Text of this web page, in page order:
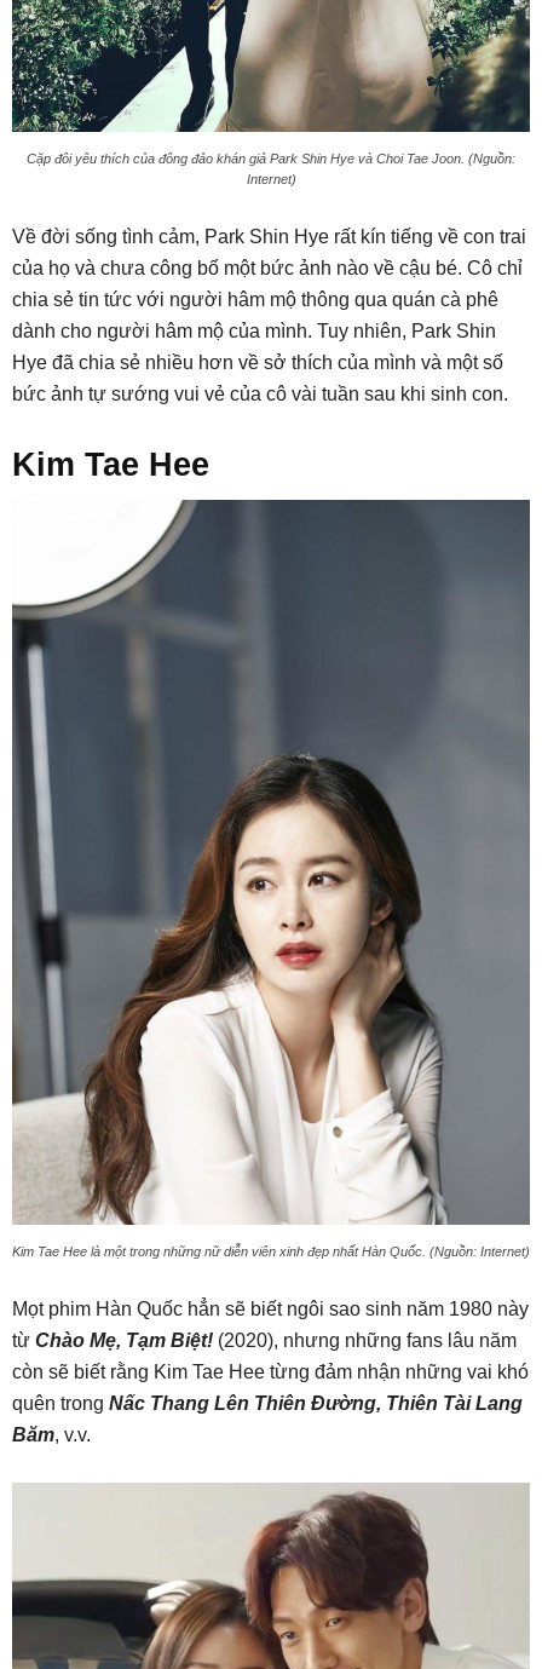
Cặp đôi yêu thích của đông đảo khán giả Park Shin Hye và Choi Tae Joon. (Nguồn:
Internet)
Về đời sống tình cảm, Park Shin Hye rất kín tiếng về con trai
của họ và chưa công bố một bức ảnh nào về cậu bé. Cô chỉ
chia sẻ tin tức với người hâm mộ thông qua quán cà phê
dành cho người hâm mộ của mình. Tuy nhiên, Park Shin
Hye đã chia sẻ nhiều hơn về sở thích của mình và một số
bức ảnh tự sướng vui vẻ của cô vài tuần sau khi sinh con.
Kim Tae Hee
Kim Tae Hee là một trong những nữ diễn viên xinh đẹp nhất Hàn Quốc. (Nguồn: Internet)
Mọt phim Hàn Quốc hẳn sẽ biết ngôi sao sinh năm 1980 này
từ Chào Mẹ, Tạm Biệt! (2020), nhưng những fans lâu năm
còn sẽ biết rằng Kim Tae Hee từng đảm nhận những vai khó
quên trong Nấc Thang Lên Thiên Đường, Thiên Tài Lang
Băm, v.v.